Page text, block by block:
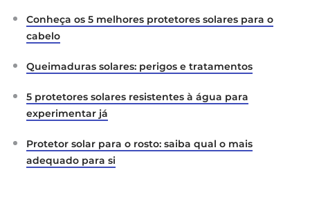
Conheça os 5 melhores protetores solares para o
cabelo
Queimaduras solares: perigos e tratamentos
5 protetores solares resistentes à água para
experimentar já
Protetor solar para o rosto: saiba qual o mais
adequado para si